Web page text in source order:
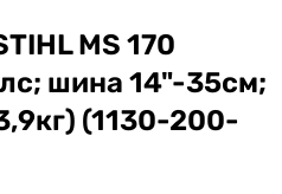
MS 170
шина 14"-35см;
(1130-200-